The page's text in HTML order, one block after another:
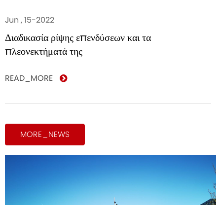
Jun , 15-2022
Διαδικασία ρίψης επενδύσεων και τα
πλεονεκτήματά της
READ_MORE
MORE_NEWS